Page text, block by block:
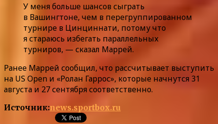
У меня больше шансов сыграть
в Вашингтоне, чем в перегруппированном
турнире в Цинциннати, потому что
я стараюсь избегать параллельных
турниров, — сказал Маррей.
Ранее Маррей сообщил, что рассчитывает выступить
на US Open и «Ролан Гаррос», которые начнутся 31
августа и 27 сентября соответственно.
Источник:news.sportbox.ru